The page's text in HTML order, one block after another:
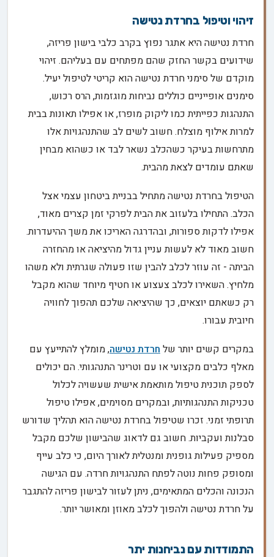
זיהוי וטיפול בחרדת נטישה
חרדת נטישה היא אתגר נפוץ בקרב כלבי בישון פריזה,
שידועים בקשר החזק שהם מפתחים עם בעליהם. זיהוי
מוקדם של סימני חרדת נטישה הוא קריטי לטיפול יעיל.
סימנים אופייניים כוללים נביחות מוגזמות, הרס רכוש,
התנהגות כפייתית כמו ליקוק מופרז, או אפילו תאונות בבית
למרות אילוף מוצלח. חשוב לשים לב שהתנהגויות אלו
מתרחשות בעיקר כשהכלב נשאר לבד או כשהוא מבחין
שאתם עומדים לצאת מהבית.
הטיפול בחרדת נטישה מתחיל בבניית ביטחון עצמי אצל
הכלב. התחילו בלעזוב את הבית לפרקי זמן קצרים מאוד,
אפילו לדקות ספורות, ובהדרגה האריכו את משך ההיעדרות.
חשוב מאוד לא לעשות עניין גדול מהיציאה או מהחזרה
הביתה - זה עוזר לכלב להבין שזו פעולה שגרתית ולא משהו
מלחיץ. השאירו לכלב צעצוע או חטיף מיוחד שהוא מקבל
רק כשאתם יוצאים, כך שהיציאה שלכם תהפוך לחוויה
חיובית עבורו.
במקרים קשים יותר שלחרדת נטישה, מומלץ להתייעץ עם
מאלף כלבים מקצועי או עם וטרינר התנהגותי. הם יכולים
לספק תוכנית טיפול מותאמת אישית שעשויה לכלול
טכניקות התנהגותיות, ובמקרים מסוימים, אפילו טיפול
תרופתי זמני. זכרו שטיפול בחרדת נטישה הוא תהליך שדורש
סבלנות ועקביות. חשוב גם לדאוג שהבישון שלכם מקבל
מספיק פעילות גופנית ומנטלית לאורך היום, כי כלב עייף
ומסופק פחות נוטה לפתח התנהגויות חרדה. עם הגישה
הנכונה והכלים המתאימים, ניתן לעזור לבישון פריזה להתגבר
על חרדת נטישה ולהפוך לכלב מאוזן ומאושר יותר.
התמודדות עם נביחנות יתר